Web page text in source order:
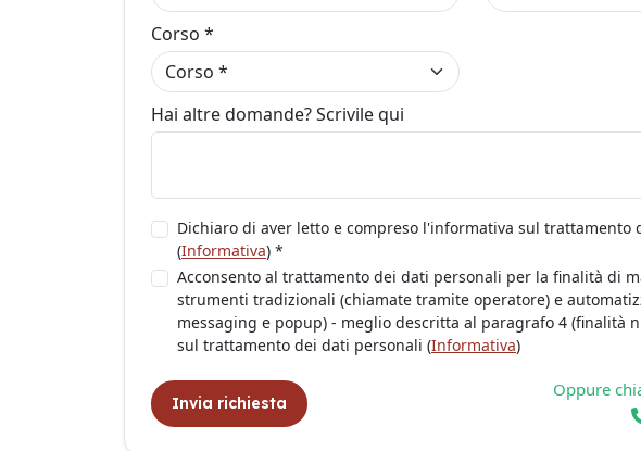
Corso *
Hai altre domande? Scrivile qui
Dichiaro di aver letto e compreso l'informativa sul trattamento
(Informativa) *
Acconsento al trattamento dei dati personali per la finalità di
strumenti tradizionali (chiamate tramite operatore) e
messaging e popup) - meglio descritta al paragrafo 4 (finalità
sul trattamento dei dati personali (Informativa)
Invia richiesta
Oppure